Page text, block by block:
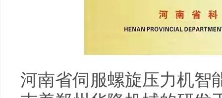
河南省伺服螺旋压力机智